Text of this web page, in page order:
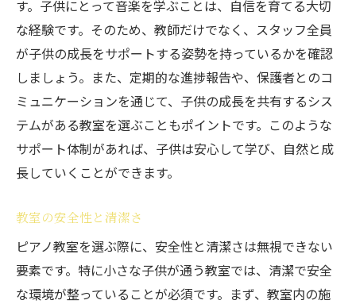
す。子供にとって音楽を学ぶことは、自信を育てる大切
な経験です。そのため、教師だけでなく、スタッフ全員
が子供の成長をサポートする姿勢を持っているかを確認
しましょう。また、定期的な進捗報告や、保護者とのコ
ミュニケーションを通じて、子供の成長を共有するシス
テムがある教室を選ぶこともポイントです。このような
サポート体制があれば、子供は安心して学び、自然と成
長していくことができます。
教室の安全性と清潔さ
ピアノ教室を選ぶ際に、安全性と清潔さは無視できない
要素です。特に小さな子供が通う教室では、清潔で安全
な環境が整っていることが必須です。まず、教室内の施